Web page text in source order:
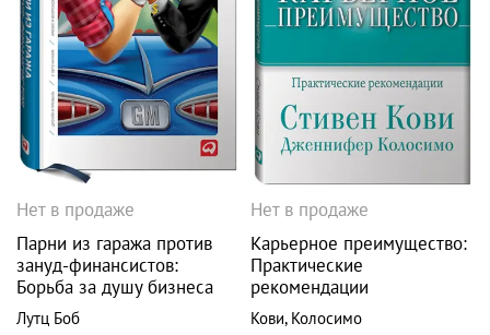
Нет в продаже
Парни из гаража против
зануд-финансистов:
Борьба за душу бизнеса
Лутц Боб
Нет в продаже
Карьерное преимущество:
Практические
рекомендации
Кови, Колосимо